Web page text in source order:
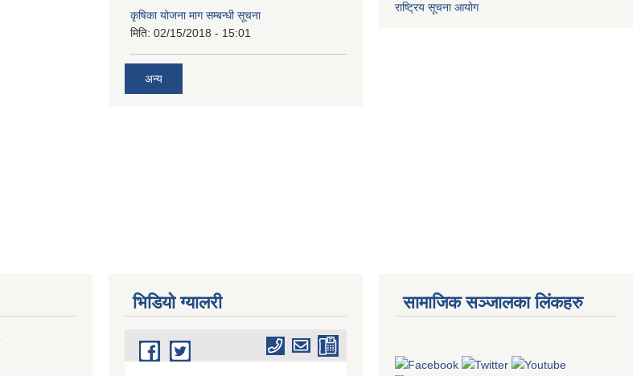
कृषिका योजना माग सम्बन्धी सूचना
मिति: 02/15/2018 - 15:01
अन्य
राष्ट्रिय सूचना आयोग
भिडियाे ग्यालरी सामाजिक सञ्जालका लिंकहरु